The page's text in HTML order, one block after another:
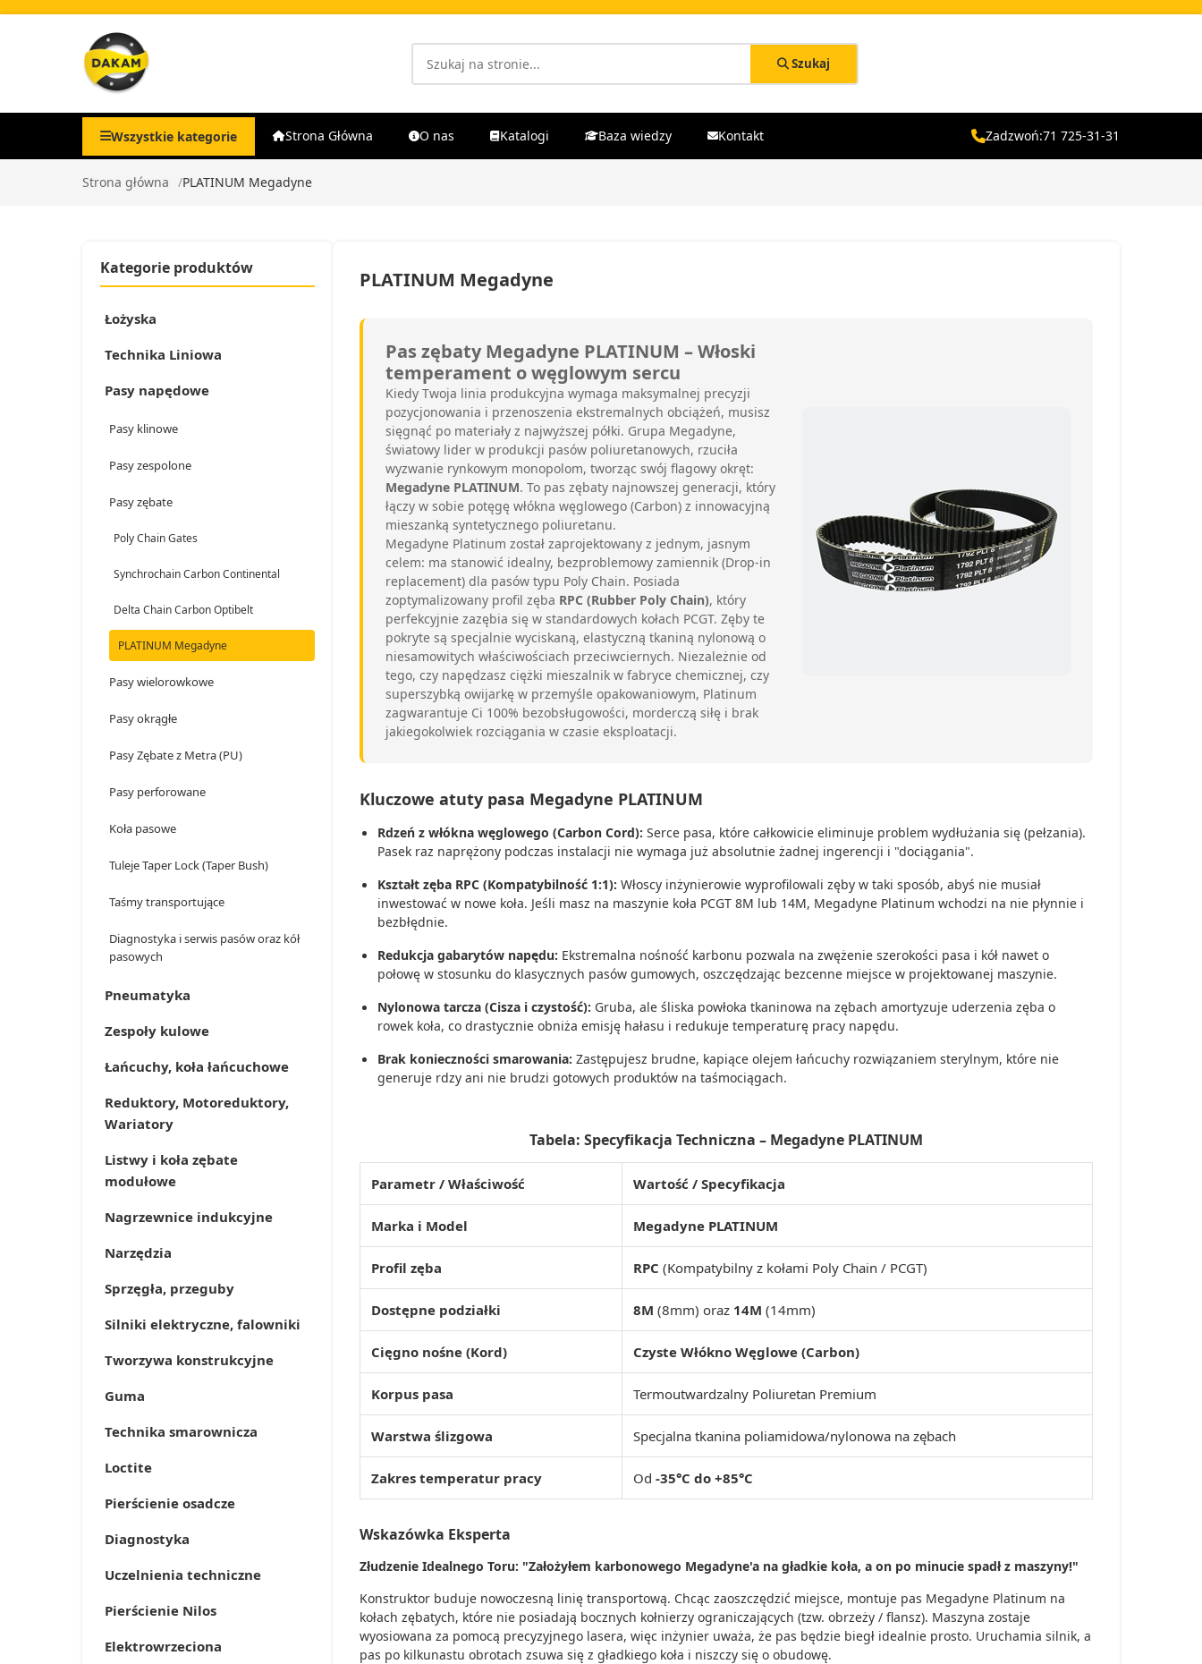
Szukaj
Wszystkie kategorie Strona Główna O nas Katalogi Baza wiedzy Kontakt Zadzwoń:71 725-31-31
Strona główna PLATINUM Megadyne
Kategorie produktów
Łożyska
Technika Liniowa
Pasy napędowe
Pasy klinowe
Pasy zespolone
Pasy zębate
Poly Chain Gates
Synchrochain Carbon Continental
Delta Chain Carbon Optibelt
PLATINUM Megadyne
Pasy wielorowkowe
Pasy okrągłe
Pasy Zębate z Metra (PU)
Pasy perforowane
Koła pasowe
Tuleje Taper Lock (Taper Bush)
Taśmy transportujące
Diagnostyka i serwis pasów oraz kół
pasowych
Pneumatyka
Zespoły kulowe
Łańcuchy, koła łańcuchowe
Reduktory, Motoreduktory,
Wariatory
Listwy i koła zębate
modułowe
Nagrzewnice indukcyjne
Narzędzia
Sprzęgła, przeguby
Silniki elektryczne, falowniki
Tworzywa konstrukcyjne
Guma
Technika smarownicza
Loctite
Pierścienie osadcze
Diagnostyka
Uczelnienia techniczne
Pierścienie Nilos
Elektrowrzeciona
PLATINUM Megadyne
Pas zębaty Megadyne PLATINUM – Włoski
temperament o węglowym sercu
Kiedy Twoja linia produkcyjna wymaga maksymalnej precyzji
pozycjonowania i przenoszenia ekstremalnych obciążeń, musisz
sięgnąć po materiały z najwyższej półki. Grupa Megadyne,
światowy lider w produkcji pasów poliuretanowych, rzuciła
wyzwanie rynkowym monopolom, tworząc swój flagowy okręt:
Megadyne PLATINUM. To pas zębaty najnowszej generacji, który
łączy w sobie potęgę włókna węglowego (Carbon) z innowacyjną
mieszanką syntetycznego poliuretanu.
Megadyne Platinum został zaprojektowany z jednym, jasnym
celem: ma stanowić idealny, bezproblemowy zamiennik (Drop-in
replacement) dla pasów typu Poly Chain. Posiada
zoptymalizowany profil zęba RPC (Rubber Poly Chain), który
perfekcyjnie zazębia się w standardowych kołach PCGT. Zęby te
pokryte są specjalnie wyciskaną, elastyczną tkaniną nylonową o
niesamowitych właściwościach przeciwciernych. Niezależnie od
tego, czy napędzasz ciężki mieszalnik w fabryce chemicznej, czy
superszybką owijarkę w przemyśle opakowaniowym, Platinum
zagwarantuje Ci 100% bezobsługowości, morderczą siłę i brak
jakiegokolwiek rozciągania w czasie eksploatacji.
Kluczowe atuty pasa Megadyne PLATINUM
Rdzeń z włókna węglowego (Carbon Cord): Serce pasa, które całkowicie eliminuje problem wydłużania się (pełzania).
Pasek raz naprężony podczas instalacji nie wymaga już absolutnie żadnej ingerencji i "dociągania".
Kształt zęba RPC (Kompatybilność 1:1): Włoscy inżynierowie wyprofilowali zęby w taki sposób, abyś nie musiał
inwestować w nowe koła. Jeśli masz na maszynie koła PCGT 8M lub 14M, Megadyne Platinum wchodzi na nie płynnie i
bezbłędnie.
Redukcja gabarytów napędu: Ekstremalna nośność karbonu pozwala na zwężenie szerokości pasa i kół nawet o
połowę w stosunku do klasycznych pasów gumowych, oszczędzając bezcenne miejsce w projektowanej maszynie.
Nylonowa tarcza (Cisza i czystość): Gruba, ale śliska powłoka tkaninowa na zębach amortyzuje uderzenia zęba o
rowek koła, co drastycznie obniża emisję hałasu i redukuje temperaturę pracy napędu.
Brak konieczności smarowania: Zastępujesz brudne, kapiące olejem łańcuchy rozwiązaniem sterylnym, które nie
generuje rdzy ani nie brudzi gotowych produktów na taśmociągach.
Tabela: Specyfikacja Techniczna – Megadyne PLATINUM
Parametr / Właściwość Wartość / Specyfikacja
Marka i Model Megadyne PLATINUM
Profil zęba RPC (Kompatybilny z kołami Poly Chain / PCGT)
Dostępne podziałki 8M (8mm) oraz 14M (14mm)
Cięgno nośne (Kord) Czyste Włókno Węglowe (Carbon)
Korpus pasa Termoutwardzalny Poliuretan Premium
Warstwa ślizgowa Specjalna tkanina poliamidowa/nylonowa na zębach
Zakres temperatur pracy Od -35°C do +85°C
Wskazówka Eksperta
Złudzenie Idealnego Toru: "Założyłem karbonowego Megadyne'a na gładkie koła, a on po minucie spadł z maszyny!"
Konstruktor buduje nowoczesną linię transportową. Chcąc zaoszczędzić miejsce, montuje pas Megadyne Platinum na
kołach zębatych, które nie posiadają bocznych kołnierzy ograniczających (tzw. obrzeży / flansz). Maszyna zostaje
wyosiowana za pomocą precyzyjnego lasera, więc inżynier uważa, że pas będzie biegł idealnie prosto. Uruchamia silnik, a
pas po kilkunastu obrotach zsuwa się z gładkiego koła i niszczy się o obudowę.